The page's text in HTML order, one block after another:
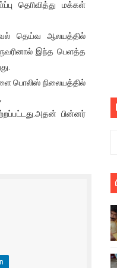
பகிரங்க கேள்வி
என்ன
நாள் - 26.09.2021
தொிவித்து மக்கள்
தெய்வ ஆலயத்தில்
இந்த பெளத்த
பொலிஸ் நிலையத்தில்
பின்னர்